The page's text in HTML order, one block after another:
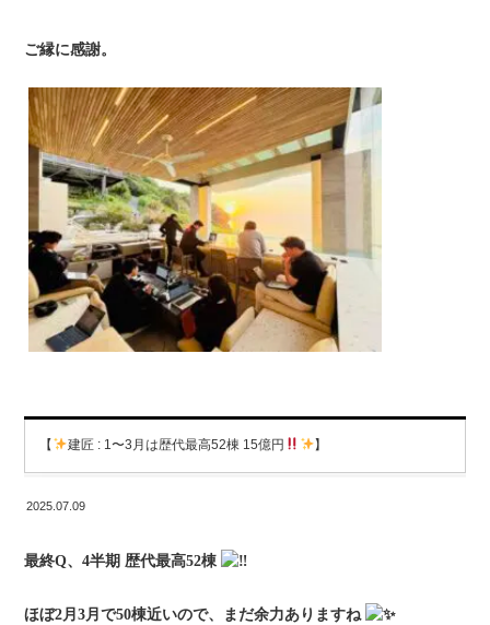
ご縁に感謝。
【 建匠 : 1〜3月は歴代最高52棟 15億円 】
2025.07.09
最終Q、4半期 歴代最高52棟
ほぼ2月3月で50棟近いので、まだ余力ありますね